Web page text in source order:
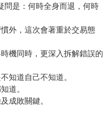
是：何時全身而退，何時
外，這次會著重於交易態
機同時，更深入拆解錯誤的
知道自己不知道。
道。
成敗關鍵。